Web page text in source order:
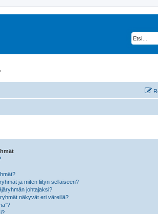
ja miten liityn sellaiseen?
johtajaksi?
näkyvät eri väreillä?